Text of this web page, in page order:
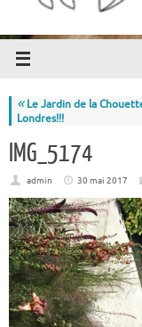
«Le Jardin de la
Londres!!!
IMG_5174
admin 30 mai 2017